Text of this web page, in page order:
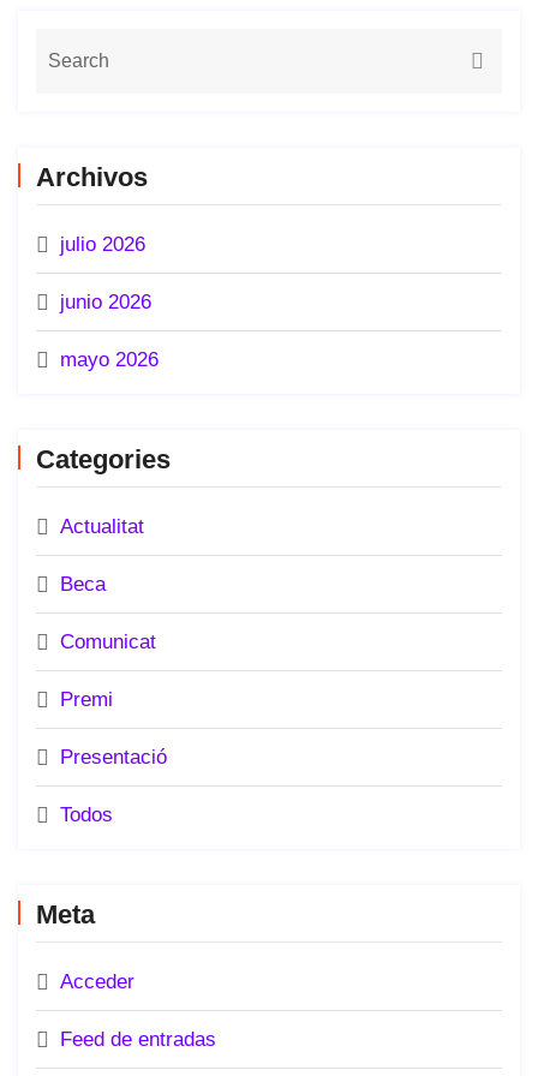
Archivos
julio 2026
junio 2026
mayo 2026
Categories
Actualitat
Beca
Comunicat
Premi
Presentació
Todos
Meta
Acceder
Feed de entradas